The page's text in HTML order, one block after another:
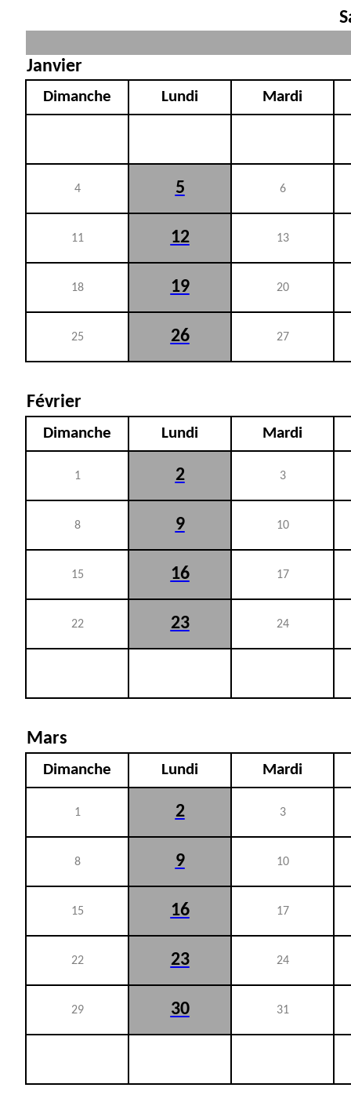
Janvier
Dimanche Lundi Mardi
4 5 6
11 12 13
18 19 20
25 26 27
Février
Dimanche Lundi Mardi
1 2 3
8 9 10
15 16 17
22 23 24
Mars
Dimanche Lundi Mardi
1 2 3
8 9 10
15 16 17
22 23 24
29 30 31